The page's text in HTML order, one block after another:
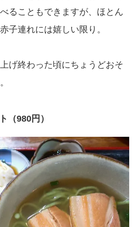
ることもできますが、ほとん
子連れには嬉しい限り。
げ終わった頃にちょうどおそ
（980円）